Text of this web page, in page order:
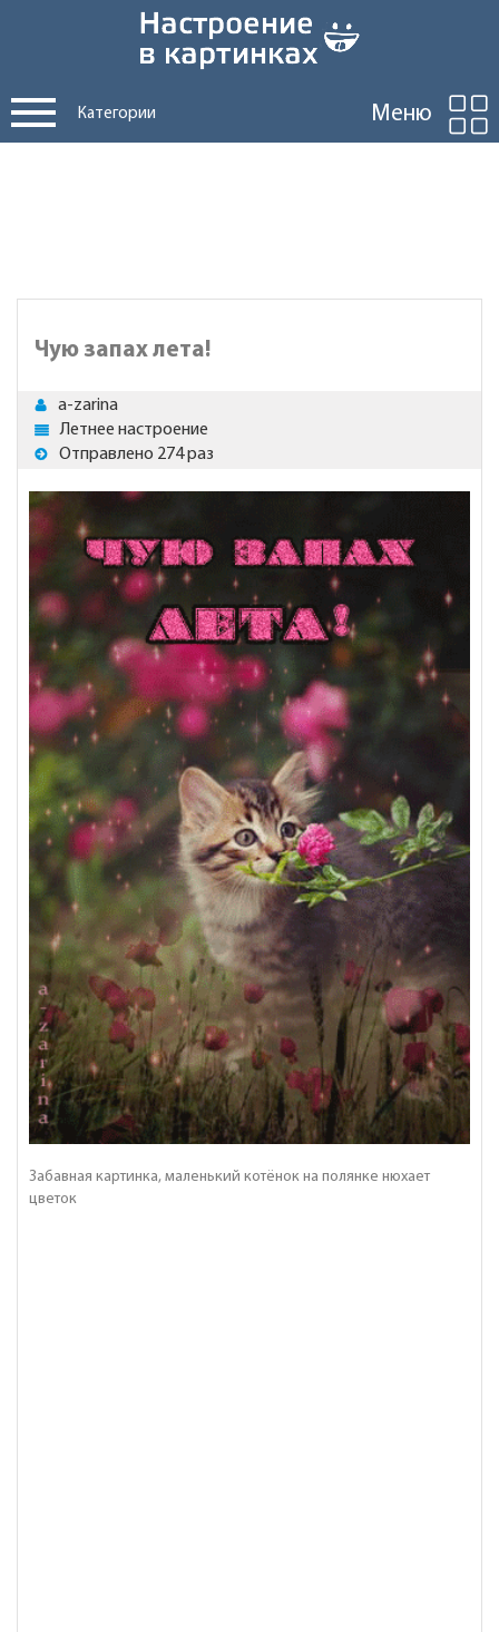
Категории Меню
Чую запах лета!
a-zarina
Летнее настроение
Отправлено 274 раз
Забавная картинка, маленький котёнок на полянке нюхает
цветок